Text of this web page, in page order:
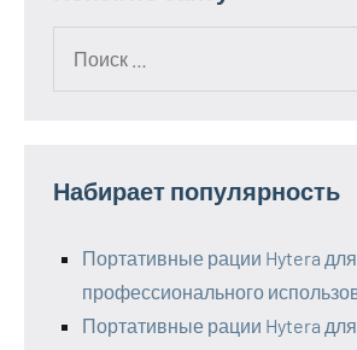
Набирает популярность
Портативные рации Hytera для
профессионального
Портативные рации Hytera для